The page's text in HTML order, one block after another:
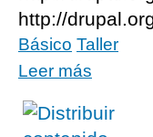
http://
Básico Taller
Leer más